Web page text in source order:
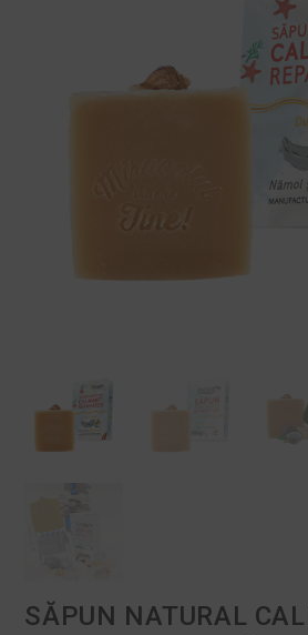
SĂPUN NATURAL